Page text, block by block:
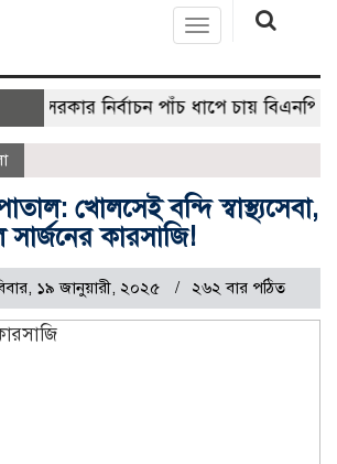
Toggle
navigation
সরকার নির্বাচন পাঁচ ধাপে চায় বিএনপি
খোলসেই বন্দি স্বাস্থ্যসেবা,
সার্জনের কারসাজি!
১৯ জানুয়ারী, ২০২৫ ২৬২ বার পঠিত